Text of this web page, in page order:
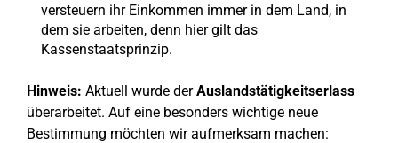
versteuern ihr Einkommen immer in dem Land, in
dem sie arbeiten, denn hier gilt das
Kassenstaatsprinzip.
Hinweis: Aktuell wurde derAuslandstätigkeitserlass
überarbeitet. Auf eine besonders wichtige neue
Bestimmung möchten wir aufmerksam machen: